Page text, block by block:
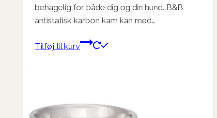
behagelig for både dig og din hund. B&B
antistatisk karbon kam kan med…
Tilføj til kurv